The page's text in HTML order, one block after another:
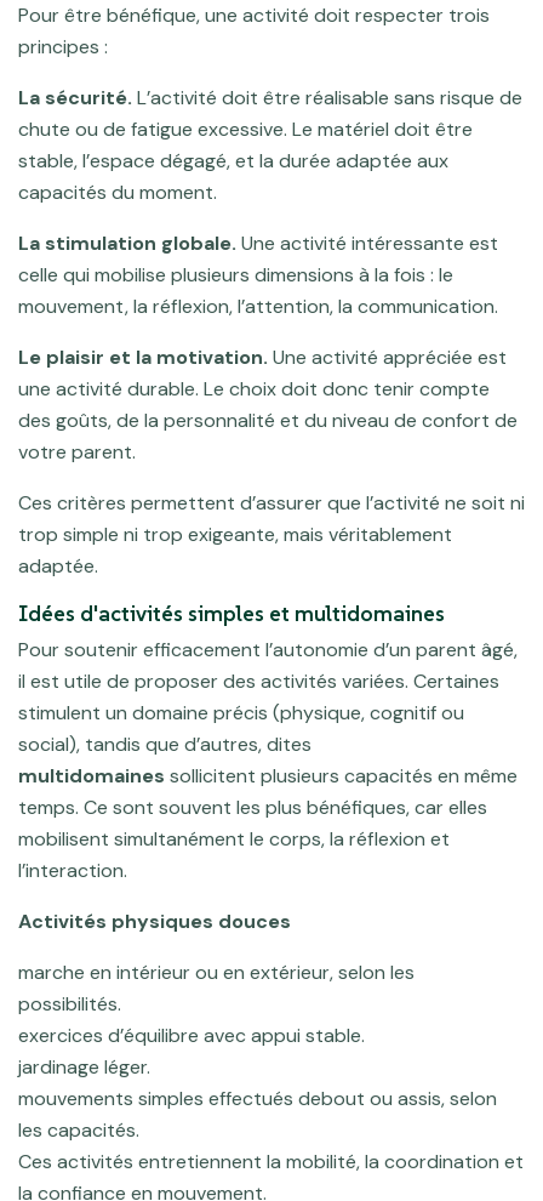
Pour être bénéfique, une activité doit respecter trois
principes :
La sécurité. L’activité doit être réalisable sans risque de
chute ou de fatigue excessive. Le matériel doit être
stable, l’espace dégagé, et la durée adaptée aux
capacités du moment.
La stimulation globale. Une activité intéressante est
celle qui mobilise plusieurs dimensions à la fois : le
mouvement, la réflexion, l’attention, la communication.
Le plaisir et la motivation. Une activité appréciée est
une activité durable. Le choix doit donc tenir compte
des goûts, de la personnalité et du niveau de confort de
votre parent.
Ces critères permettent d’assurer que l’activité ne soit ni
trop simple ni trop exigeante, mais véritablement
adaptée.
Idées d'activités simples et multidomaines
Pour soutenir efficacement l’autonomie d’un parent âgé,
il est utile de proposer des activités variées. Certaines
stimulent un domaine précis (physique, cognitif ou
social), tandis que d’autres, dites
multidomaines sollicitent plusieurs capacités en même
temps. Ce sont souvent les plus bénéfiques, car elles
mobilisent simultanément le corps, la réflexion et
l’interaction.
Activités physiques douces
marche en intérieur ou en extérieur, selon les
possibilités.
exercices d’équilibre avec appui stable.
jardinage léger.
mouvements simples effectués debout ou assis, selon
les capacités.
Ces activités entretiennent la mobilité, la coordination et
la confiance en mouvement.